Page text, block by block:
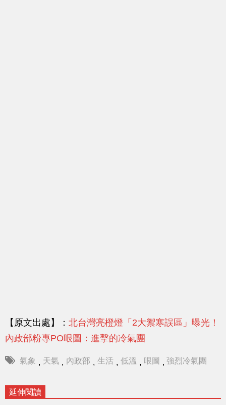
【原文出處】： 北台灣亮橙燈「2大禦寒誤區」曝光！
內政部粉專PO哏圖：進擊的冷氣團
氣象 , 天氣 , 內政部 , 生活 , 低溫 , 哏圖 , 強烈冷氣團
延伸閱讀